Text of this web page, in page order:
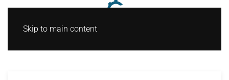
Skip to main content